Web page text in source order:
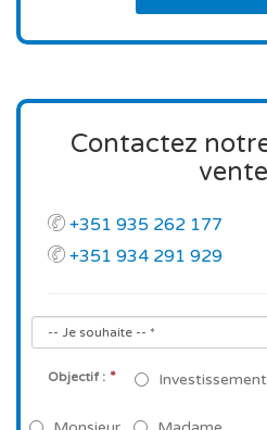
Contactez
+351 935 262 177
+351 934 291 929
Objectif : * Investissement